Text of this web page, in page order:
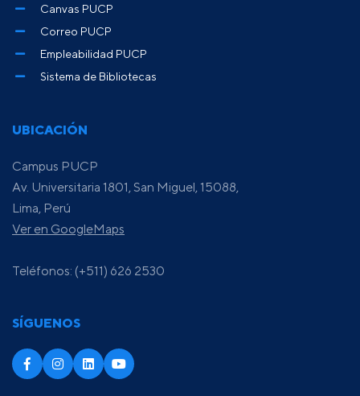
UBICACIÓN
Campus PUCP
Av. Universitaria 1801, San Miguel, 15088,
Lima, Perú
Ver en GoogleMaps
Teléfonos: (+511) 626 2530
SÍGUENOS
Canvas PUCP
Correo PUCP
Empleabilidad PUCP
Sistema de Bibliotecas